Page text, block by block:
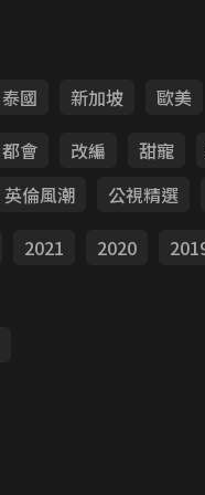
泰國 新加坡 歐美
都會 改編 甜寵
英倫風潮 公視精選
2021 2020